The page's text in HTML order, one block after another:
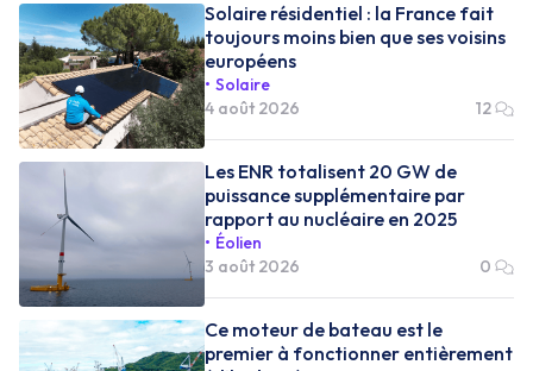
Solaire résidentiel : la France fait
toujours moins bien que ses voisins
européens
Solaire
4 août 2026
12
Les ENR totalisent 20 GW de
puissance supplémentaire par
rapport au nucléaire en 2025
Éolien
3 août 2026
0
Ce moteur de bateau est le
premier à fonctionner entièrement